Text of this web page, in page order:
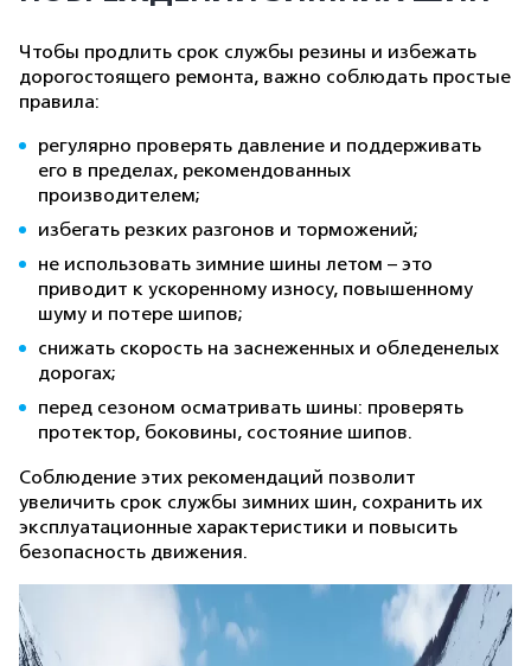
Чтобы продлить срок службы резины и избежать
дорогостоящего ремонта, важно соблюдать простые
правила:
регулярно проверять давление и поддерживать
его в пределах, рекомендованных
производителем;
избегать резких разгонов и торможений;
не использовать зимние шины летом – это
приводит к ускоренному износу, повышенному
шуму и потере шипов;
снижать скорость на заснеженных и обледенелых
дорогах;
перед сезоном осматривать шины: проверять
протектор, боковины, состояние шипов.
Соблюдение этих рекомендаций позволит
увеличить срок службы зимних шин, сохранить их
эксплуатационные характеристики и повысить
безопасность движения.